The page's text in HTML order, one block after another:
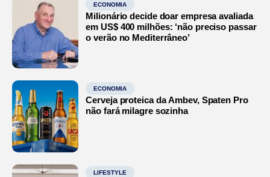
ECONOMIA
Milionário decide doar empresa avaliada
em US$ 400 milhões: ‘não preciso passar
o verão no Mediterrâneo’
ECONOMIA
Cerveja proteica da Ambev, Spaten Pro
não fará milagre sozinha
LIFESTYLE